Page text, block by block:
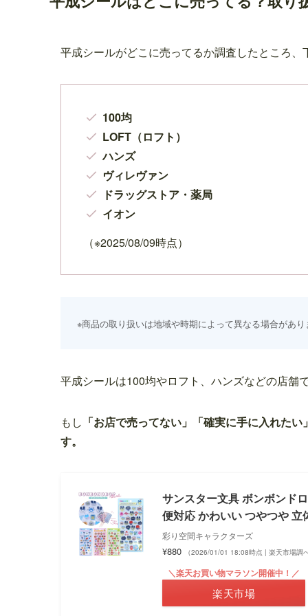
平成シールがどこに売ってるか調査したところ
100均
LOFT（ロフト）
ハンズ
ヴィレヴァン
ドラッグストア・薬局
イオン
（※2025/08/09時点）
※商品の取り扱いは地域や時期によって異なる場合があ
平成シールは100均やロフト、ハンズなどの店舗
もし 「お店で売ってない」「確実に手に入れたい
す。
サンスター文具 ボンボンド
便対応 かわいい つやつや
彩り空間キャラクターズ
¥880 （2026/01/01 18:08時点 | 楽天市場調
＼楽天お買い物マラソン開催中！／
楽天市場